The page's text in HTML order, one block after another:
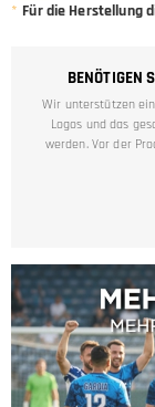
* Für die Herstellung
BENÖTIGEN
Wir unterstützen
Logos und das
werden. Vor der